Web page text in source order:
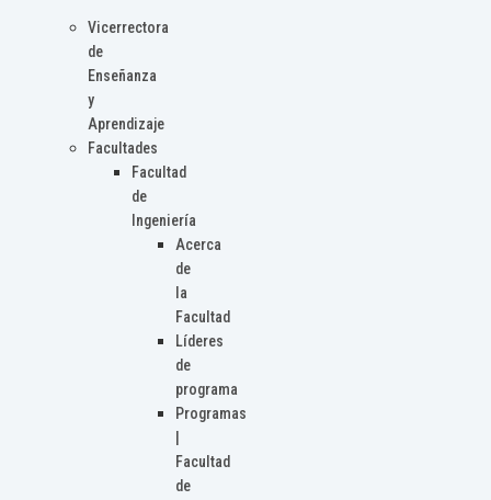
Vicerrectora
de
Enseñanza
y
Aprendizaje
Facultades
Facultad
de
Ingeniería
Acerca
de
la
Facultad
Líderes
de
programa
Programas
Facultad
de